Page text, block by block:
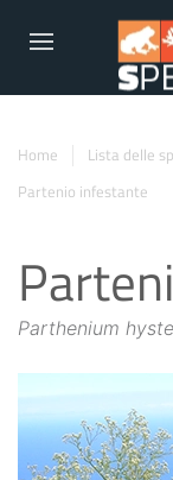
Home
Lista delle
Partenio infestante
Parthenium